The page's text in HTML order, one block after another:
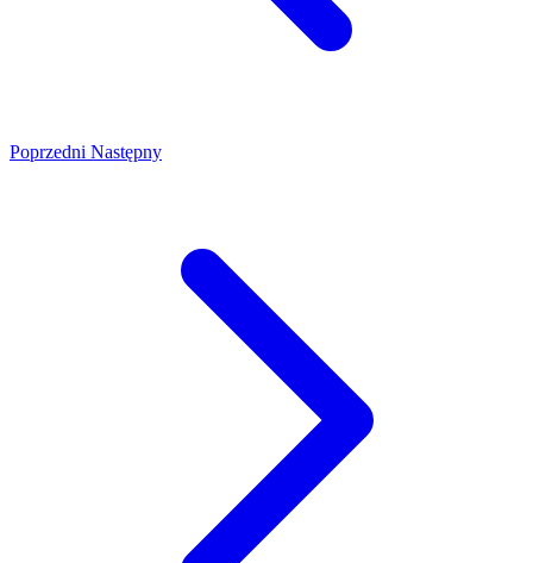
Poprzedni Następny